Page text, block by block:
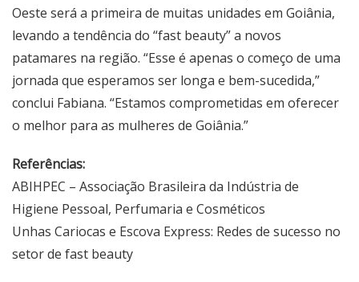
Oeste será a primeira de muitas unidades em Goiânia,
levando a tendência do “fast beauty” a novos
patamares na região. “Esse é apenas o começo de uma
jornada que esperamos ser longa e bem-sucedida,”
conclui Fabiana. “Estamos comprometidas em oferecer
o melhor para as mulheres de Goiânia.”
Referências:
ABIHPEC – Associação Brasileira da Indústria de
Higiene Pessoal, Perfumaria e Cosméticos
Unhas Cariocas e Escova Express: Redes de sucesso no
setor de fast beauty